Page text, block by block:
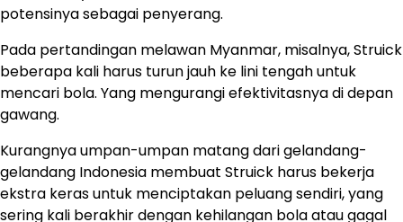
potensinya sebagai penyerang.
Pada pertandingan melawan Myanmar, misalnya, Struick
beberapa kali harus turun jauh ke lini tengah untuk
mencari bola. Yang mengurangi efektivitasnya di depan
gawang.
Kurangnya umpan-umpan matang dari gelandang-
gelandang Indonesia membuat Struick harus bekerja
ekstra keras untuk menciptakan peluang sendiri, yang
sering kali berakhir dengan kehilangan bola atau gagal